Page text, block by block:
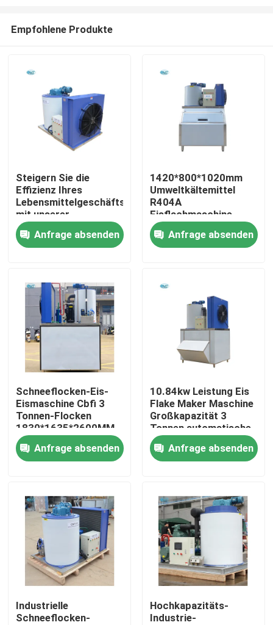
Produkte
VR-Show
Über uns
Werksbesichtigung
Qualitätskontrolle
Kontakt mit uns
Bitte um ein Angebot
Röhreisenmaschine
große Kubik-Eismaschine
Empfohlene Produkte
Steigern Sie die
Effizienz Ihres
Lebensmittelgeschäfts
mit unserer
industriellen Marokko
Flake Ice Machine
Anfrage absenden
1420*800*1020mm
Umweltkältemittel
R404A
Eisflachmaschine
500kg Schneeflach-
Eismaschine Direkt
Anfrage absenden
Schneeflocken-Eis-
Eismaschine Cbfi 3
Tonnen-Flocken
1830*1635*2600MM
10,84kw Eismaschine
Anfrage absenden
10.84kw Leistung Eis
Flake Maker Maschine
Großkapazität 3
Tonnen automatische
Steuerung
Anfrage absenden
Industrielle
Schneeflocken-
Hochkapazitäts-
Industrie-